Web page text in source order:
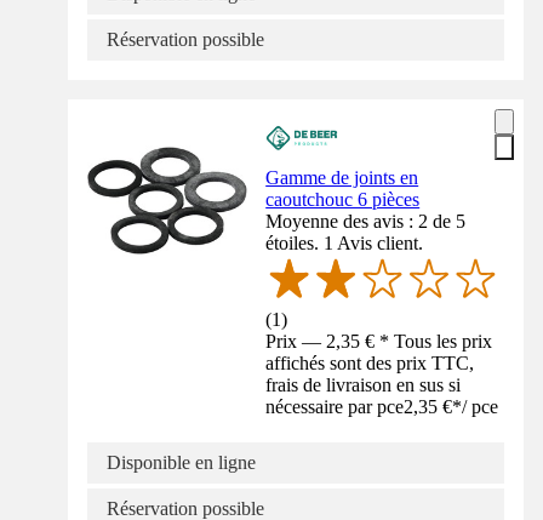
Réservation possible
Gamme de joints en
caoutchouc 6 pièces
Moyenne des avis : 2 de 5
étoiles. 1 Avis client.
(1)
Prix — 2,35 € * Tous les prix
affichés sont des prix TTC,
frais de livraison en sus si
nécessaire par pce2,35 €*/ pce
Disponible en ligne
Réservation possible